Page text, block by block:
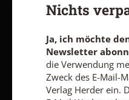
Vertrag widerrufen
Nichts
Ja, ich möchte
Newsletter
die Verwendung
Zweck des E-Mail-
Verlag Herder ein.